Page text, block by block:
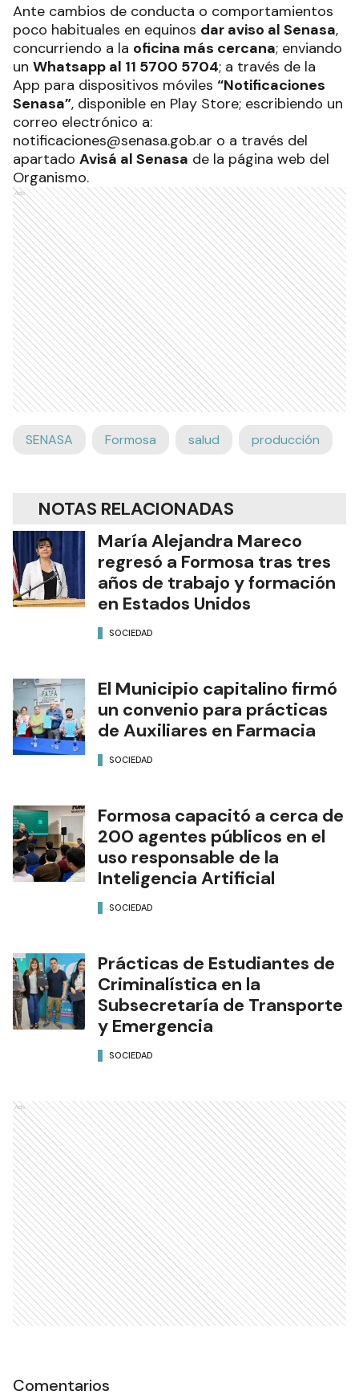
Ante cambios de conducta o comportamientos
poco habituales en equinos dar aviso al Senasa,
concurriendo a la oficina más cercana; enviando
un Whatsapp al 11 5700 5704; a través de la
App para dispositivos móviles “Notificaciones
Senasa”, disponible en Play Store; escribiendo un
correo electrónico a:
notificaciones@senasa.gob.ar o a través del
apartado Avisá al Senasa de la página web del
Organismo.
Ads
SENASA Formosa salud producción
NOTAS RELACIONADAS
María Alejandra Mareco
regresó a Formosa tras tres
años de trabajo y formación
en Estados Unidos
SOCIEDAD
El Municipio capitalino firmó
un convenio para prácticas
de Auxiliares en Farmacia
SOCIEDAD
Formosa capacitó a cerca de
200 agentes públicos en el
uso responsable de la
Inteligencia Artificial
SOCIEDAD
Prácticas de Estudiantes de
Criminalística en la
Subsecretaría de Transporte
y Emergencia
SOCIEDAD
Ads
Comentarios